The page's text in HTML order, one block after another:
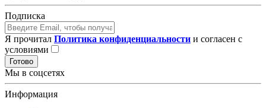
Подписка
Я прочитал Политика конфиденциальности и согласен с
условиями
Готово
Мы в соцсетях
Информация